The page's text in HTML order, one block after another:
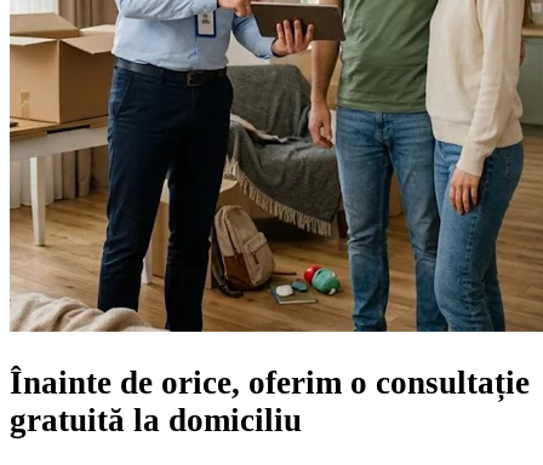
Înainte de orice, oferim o consultație
gratuită la domiciliu